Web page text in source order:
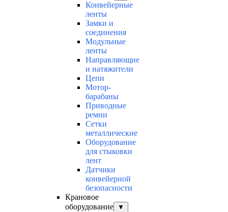
Конвейерные
ленты
Замки и
соединения
Модульные
ленты
Направляющие
и натяжители
Цепи
Мотор-
барабаны
Приводные
ремни
Сетки
металлические
Оборудование
для стыковки
лент
Датчики
конвейерной
безопасности
Крановое
оборудование
▼